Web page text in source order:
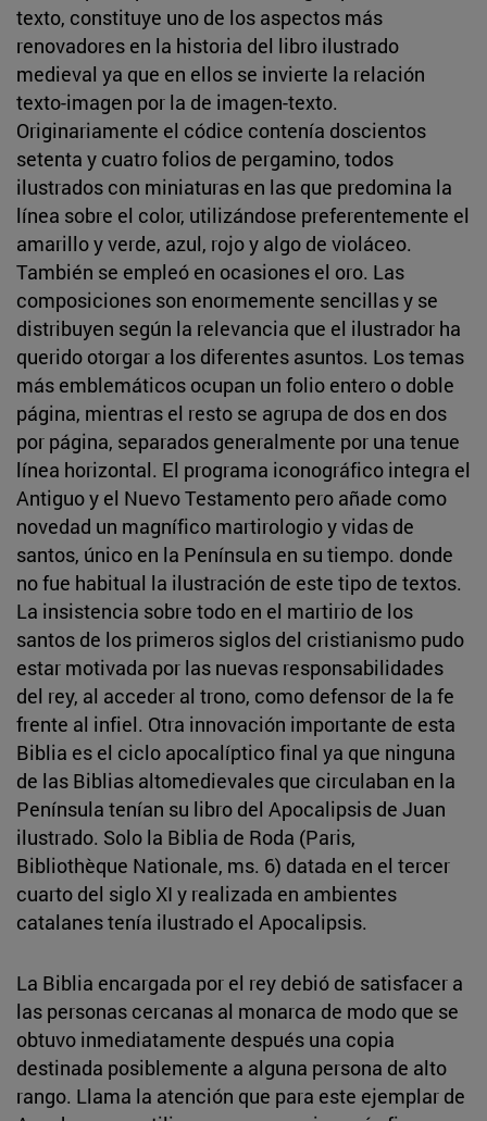
texto, constituye uno de los aspectos más
renovadores en la historia del libro ilustrado
medieval ya que en ellos se invierte la relación
texto-imagen por la de imagen-texto.
Originariamente el códice contenía doscientos
setenta y cuatro folios de pergamino, todos
ilustrados con miniaturas en las que predomina la
línea sobre el color, utilizándose preferentemente el
amarillo y verde, azul, rojo y algo de violáceo.
También se empleó en ocasiones el oro. Las
composiciones son enormemente sencillas y se
distribuyen según la relevancia que el ilustrador ha
querido otorgar a los diferentes asuntos. Los temas
más emblemáticos ocupan un folio entero o doble
página, mientras el resto se agrupa de dos en dos
por página, separados generalmente por una tenue
línea horizontal. El programa iconográfico integra el
Antiguo y el Nuevo Testamento pero añade como
novedad un magnífico martirologio y vidas de
santos, único en la Península en su tiempo. donde
no fue habitual la ilustración de este tipo de textos.
La insistencia sobre todo en el martirio de los
santos de los primeros siglos del cristianismo pudo
estar motivada por las nuevas responsabilidades
del rey, al acceder al trono, como defensor de la fe
frente al infiel. Otra innovación importante de esta
Biblia es el ciclo apocalíptico final ya que ninguna
de las Biblias altomedievales que circulaban en la
Península tenían su libro del Apocalipsis de Juan
ilustrado. Solo la Biblia de Roda (Paris,
Bibliothèque Nationale, ms. 6) datada en el tercer
cuarto del siglo XI y realizada en ambientes
catalanes tenía ilustrado el Apocalipsis.
La Biblia encargada por el rey debió de satisfacer a
las personas cercanas al monarca de modo que se
obtuvo inmediatamente después una copia
destinada posiblemente a alguna persona de alto
rango. Llama la atención que para este ejemplar de